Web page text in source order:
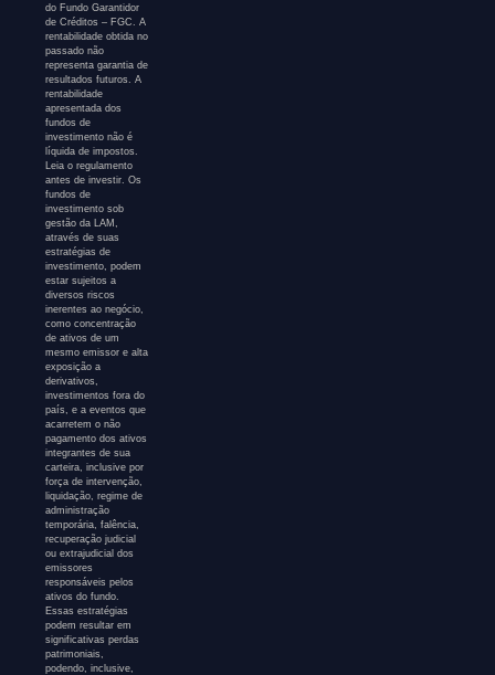
do Fundo Garantidor
de Créditos – FGC. A
rentabilidade obtida no
passado não
representa garantia de
resultados futuros. A
rentabilidade
apresentada dos
fundos de
investimento não é
líquida de impostos.
Leia o regulamento
antes de investir. Os
fundos de
investimento sob
gestão da LAM,
através de suas
estratégias de
investimento, podem
estar sujeitos a
diversos riscos
inerentes ao negócio,
como concentração
de ativos de um
mesmo emissor e alta
exposição a
derivativos,
investimentos fora do
país, e a eventos que
acarretem o não
pagamento dos ativos
integrantes de sua
carteira, inclusive por
força de intervenção,
liquidação, regime de
administração
temporária, falência,
recuperação judicial
ou extrajudicial dos
emissores
responsáveis pelos
ativos do fundo.
Essas estratégias
podem resultar em
significativas perdas
patrimoniais,
podendo, inclusive,